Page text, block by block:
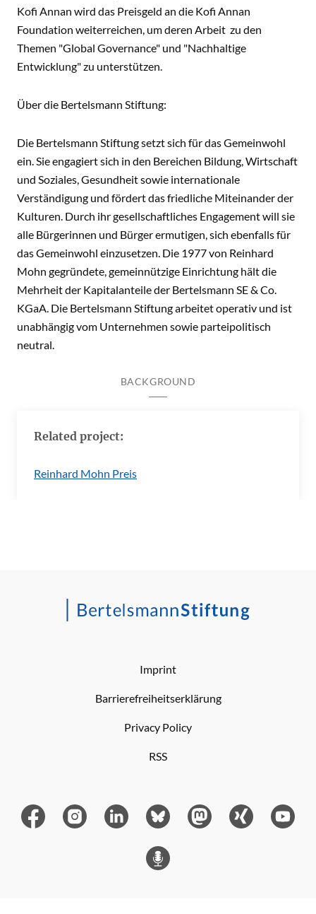
Kofi Annan wird das Preisgeld an die Kofi Annan
Foundation weiterreichen, um deren Arbeit zu den
Themen "Global Governance" und "Nachhaltige
Entwicklung" zu unterstützen.
Über die Bertelsmann Stiftung:
Die Bertelsmann Stiftung setzt sich für das Gemeinwohl
ein. Sie engagiert sich in den Bereichen Bildung, Wirtschaft
und Soziales, Gesundheit sowie internationale
Verständigung und fördert das friedliche Miteinander der
Kulturen. Durch ihr gesellschaftliches Engagement will sie
alle Bürgerinnen und Bürger ermutigen, sich ebenfalls für
das Gemeinwohl einzusetzen. Die 1977 von Reinhard
Mohn gegründete, gemeinnützige Einrichtung hält die
Mehrheit der Kapitalanteile der Bertelsmann SE & Co.
KGaA. Die Bertelsmann Stiftung arbeitet operativ und ist
unabhängig vom Unternehmen sowie parteipolitisch
neutral.
BACKGROUND
Related project:
Reinhard Mohn Preis
Imprint
Barrierefreiheitserklärung
Privacy Policy
RSS